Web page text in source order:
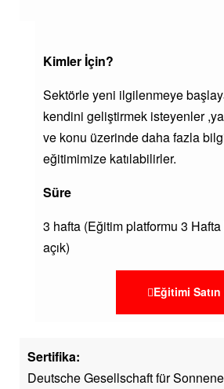
Kimler İçin?
Sektörle yeni ilgilenmeye
kendini geliştirmek isteyenler
ve konu üzerinde daha fazla
eğitimimize katılabilirler.
Süre
3 hafta (Eğitim platformu 3
açık)
Eğitimi Satın
Sertifika:
Deutsche Gesellschaft für